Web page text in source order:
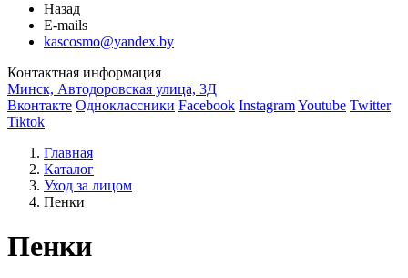
Назад
E-mails
kascosmo@yandex.by
Контактная информация
Минск, Автодоровская улица, 3Д
Вконтакте Одноклассники Facebook InstagramYoutube Twitter
Tiktok
Главная
Каталог
Уход за лицом
Пенки
Пенки